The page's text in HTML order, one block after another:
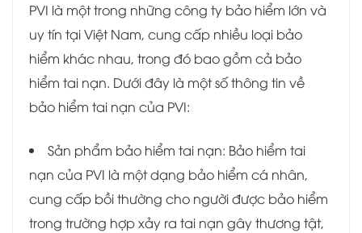
PVI là một trong những công ty bảo hiểm lớn và
uy tín tại Việt Nam, cung cấp nhiều loại bảo
hiểm khác nhau, trong đó bao gồm cả bảo
hiểm tai nạn. Dưới đây là một số thông tin về
bảo hiểm tai nạn của PVI:
Sản phẩm bảo hiểm tai nạn: Bảo hiểm tai
nạn của PVI là một dạng bảo hiểm cá nhân,
cung cấp bồi thường cho người được bảo hiểm
trong trường hợp xảy ra tai nạn gây thương tật,